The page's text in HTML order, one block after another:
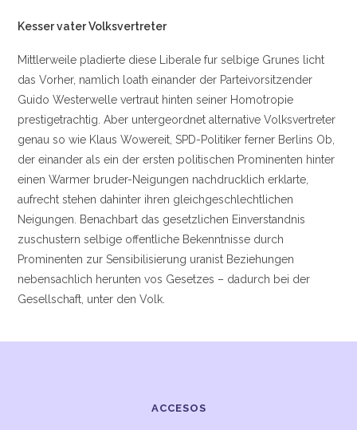
Kesser vater Volksvertreter
Mittlerweile pladierte diese Liberale fur selbige Grunes licht
das Vorher, namlich loath einander der Parteivorsitzender
Guido Westerwelle vertraut hinten seiner Homotropie
prestigetrachtig. Aber untergeordnet alternative Volksvertreter
genau so wie Klaus Wowereit, SPD-Politiker ferner Berlins Ob,
der einander als ein der ersten politischen Prominenten hinter
einen Warmer bruder-Neigungen nachdrucklich erklarte,
aufrecht stehen dahinter ihren gleichgeschlechtlichen
Neigungen. Benachbart das gesetzlichen Einverstandnis
zuschustern selbige offentliche Bekenntnisse durch
Prominenten zur Sensibilisierung uranist Beziehungen
nebensachlich herunten vos Gesetzes – dadurch bei der
Gesellschaft, unter den Volk.
ACCESOS